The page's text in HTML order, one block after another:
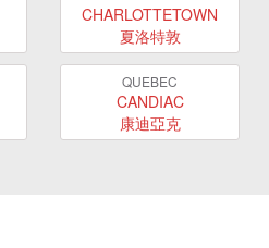
CHARLOTTETOWN
夏洛特敦
QUEBEC
CANDIAC
康迪亞克